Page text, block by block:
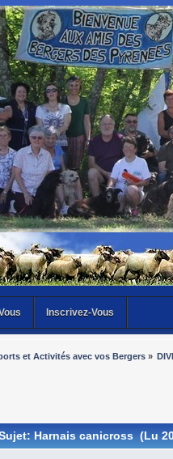
Inscrivez-Vous
et Activités avec vos Bergers»
Harnais canicross (Lu